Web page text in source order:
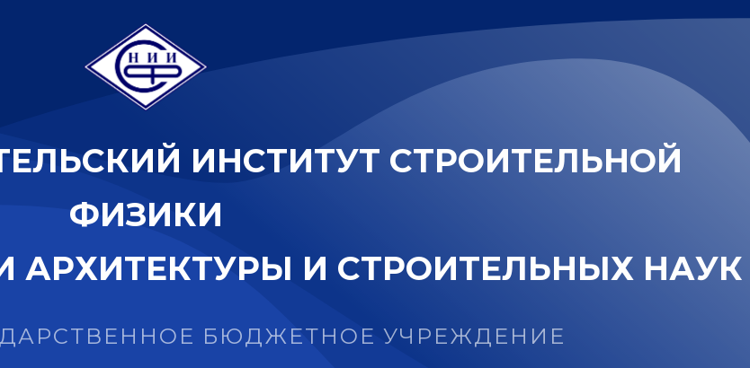
ЕЛЬСКИЙ ИНСТИТУТ СТРОИТЕЛЬНОЙ
ФИЗИКИ
АРХИТЕКТУРЫ И СТРОИТЕЛЬНЫХ НАУК
БЮДЖЕТНОЕ УЧРЕЖДЕНИЕ